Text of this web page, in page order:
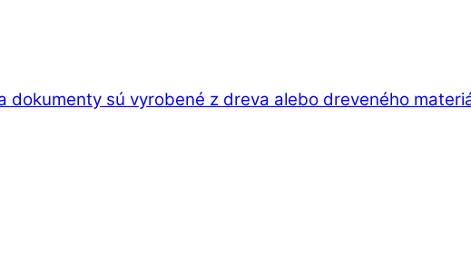
dokumenty sú vyrobené z dreva alebo dreveného